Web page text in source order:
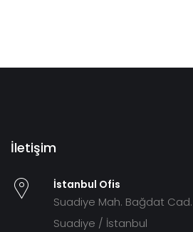
İletişim
İstanbul Ofis
Suadiye Mah. Bağdat Cad.
Suadiye / İstanbul